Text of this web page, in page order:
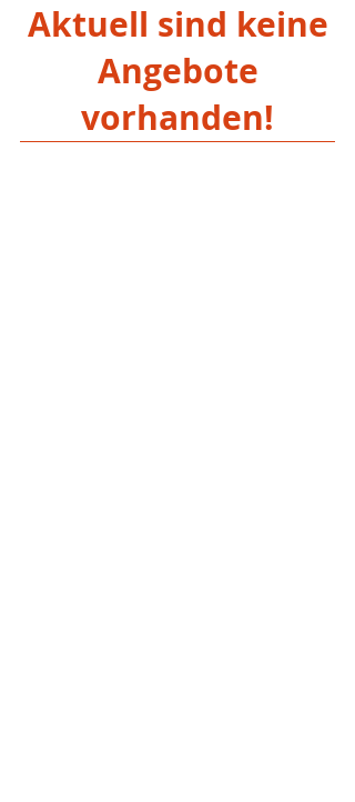
Aktuell sind keine
Angebote
vorhanden!